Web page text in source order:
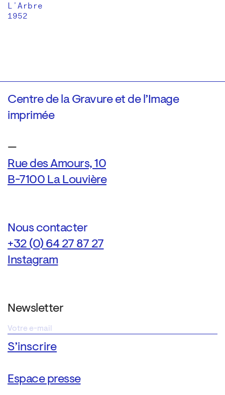
L’Arbre
1952
Centre de la Gravure et de l’Image
imprimée
—
Rue des Amours, 10
B-7100 La Louvière
Nous contacter
+32 (0) 64 27 87 27
Instagram
Newsletter
Espace presse